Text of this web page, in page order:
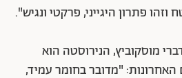
פתרון היגייני, פרקטי ונגיש".
מוסקוביץ, הנירוסטה הוא
"מדובר בחומר עמיד,